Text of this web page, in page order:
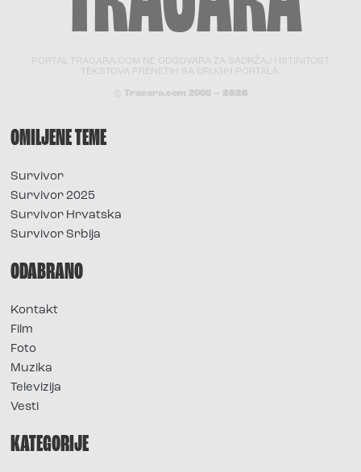
PORTAL TRACARA.COM NE ODGOVARA ZA SADRŽAJ I ISTINITOST
TEKSTOVA PRENETIH SA DRUGIH PORTALA.
© Tracara.com 2008 – 2026
OMILJENE TEME
Survivor
Survivor 2025
Survivor Hrvatska
Survivor Srbija
ODABRANO
Kontakt
Film
Foto
Muzika
Televizija
Vesti
KATEGORIJE